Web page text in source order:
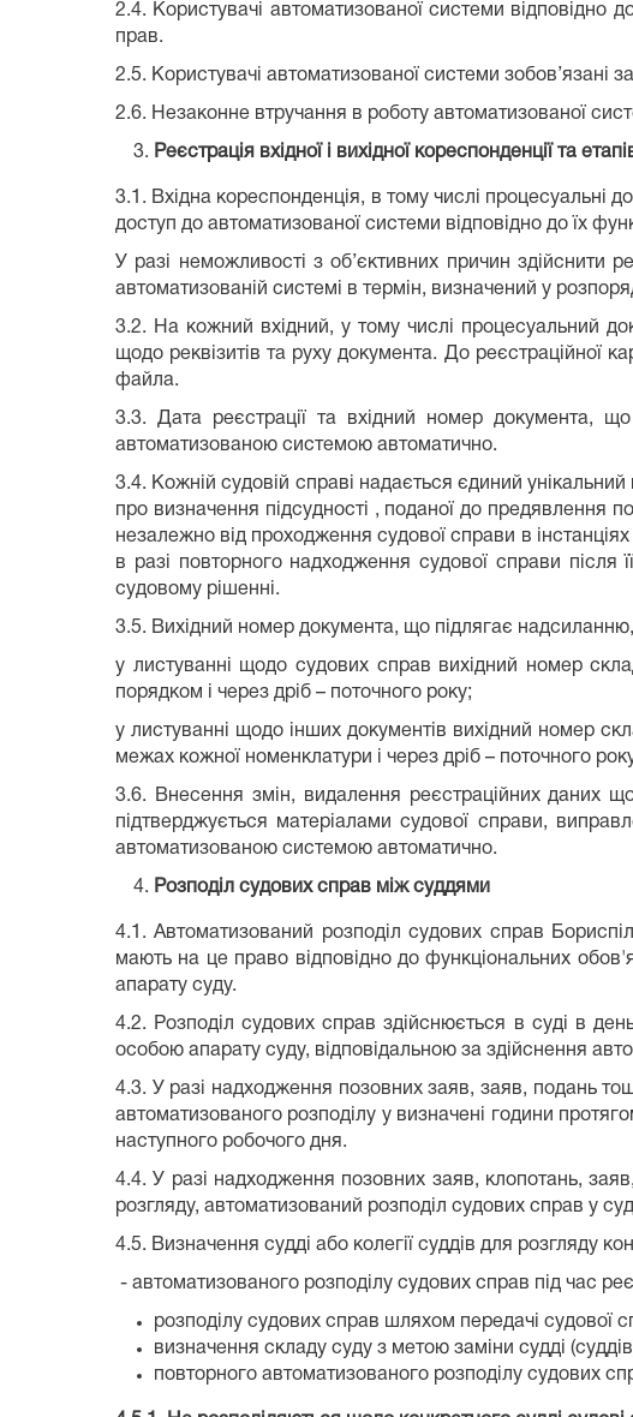
2.4. Користувачі автоматизованої системи
прав.
2.5. Користувачі автоматизованої системи зобов’язані
2.6. Незаконне втручання в роботу автоматизованої
Реєстрація вхідної і вихідної кореспонденції та
3.1. Вхідна кореспонденція, в тому числі процесуальні
доступ до автоматизованої системи відповідно до їх
У разі неможливості з об’єктивних причин здійснити
автоматизованій системі в термін, визначений у
3.2. На кожний вхідний, у тому числі процесуальний
щодо реквізитів та руху документа. До реєстраційної
файла.
3.3. Дата реєстрації та вхідний номер документа,
автоматизованою системою автоматично.
3.4. Кожній судовій справі надається єдиний
про визначення підсудності , поданої до предявлення
незалежно від проходження судової справи в
в разі повторного надходження судової справи після
судовому рішенні.
3.5. Вихідний номер документа, що підлягає
у листуванні щодо судових справ вихідний номер
порядком і через дріб – поточного року;
у листуванні щодо інших документів вихідний номер
межах кожної номенклатури і через дріб – поточного
3.6. Внесення змін, видалення реєстраційних даних
підтверджується матеріалами судової справи,
автоматизованою системою автоматично.
Розподіл судових справ між суддями
4.1. Автоматизований розподіл судових справ
мають на це право відповідно до функціональних
апарату суду.
4.2. Розподіл судових справ здійснюється в суді в
особою апарату суду, відповідальною за здійснення
4.3. У разі надходження позовних заяв, заяв, подань
автоматизованого розподілу у визначені години
наступного робочого дня.
4.4. У разі надходження позовних заяв, клопотань,
розгляду, автоматизований розподіл судових справ у
4.5. Визначення судді або колегії суддів для розгляду
- автоматизованого розподілу судових справ під час
розподілу судових справ шляхом передачі судової
визначення складу суду з метою заміни судді
повторного автоматизованого розподілу судових